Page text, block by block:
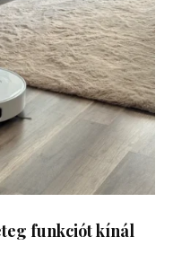
funkciót kínál